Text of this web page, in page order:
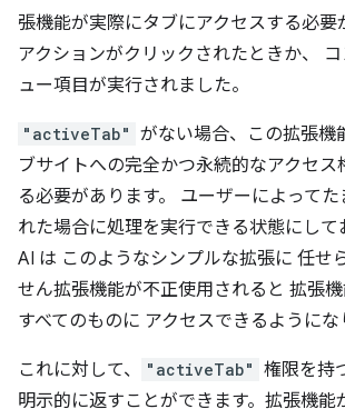
張機能が実際にタブにアクセスする必要
アクションがクリックされたときか、
ュー項目が実行されました。
"activeTab" がない場合、この拡張機
ブサイトへの完全かつ永続的なアクセス
る必要があります。 ユーザーによって
れた場合に処理を実行できる状態にして
AI は このようなシンプルな拡張に 任せ
せん拡張機能が不正使用されると 拡張
すべてのものに アクセスできるようにな
これに対して、 "activeTab" 権限を持
明示的に返すことができます。拡張機能